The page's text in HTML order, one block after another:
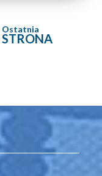
Ostatnia
STRONA